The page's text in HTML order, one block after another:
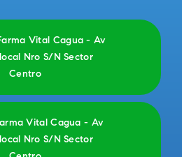
Vital Cagua - Av
Nro S/N Sector
Centro
Vital Cagua - Av
Nro S/N Sector